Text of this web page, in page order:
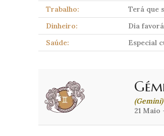
Trabalho:
Terá que
Dinheiro:
Dia
Saúde:
Especial
(Gemini)
21 Maio